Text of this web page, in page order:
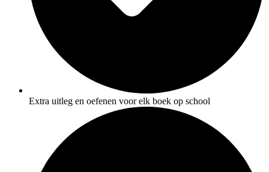
Extra uitleg en oefenen voor elk boek op school